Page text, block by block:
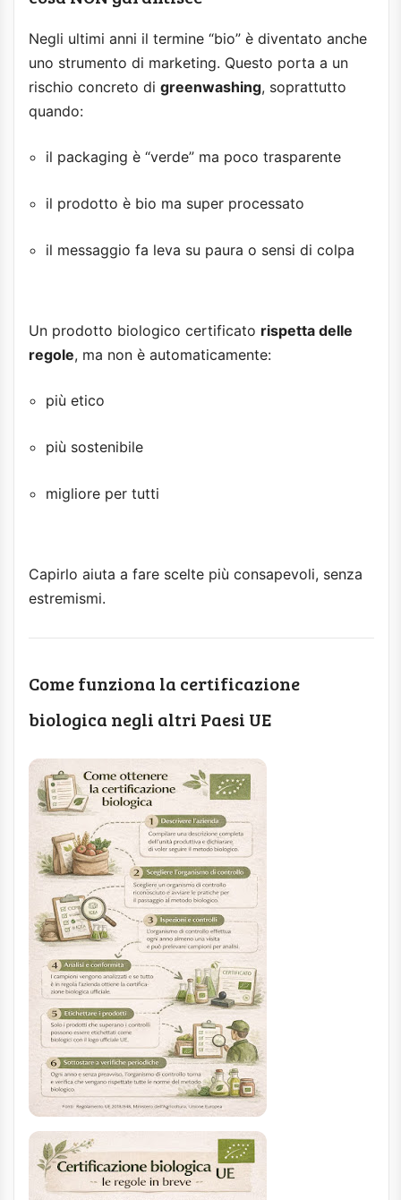
Negli ultimi anni il termine “bio” è diventato anche
uno strumento di marketing. Questo porta a un
rischio concreto di greenwashing, soprattutto
quando:
il packaging è “verde” ma poco trasparente
il prodotto è bio ma super processato
il messaggio fa leva su paura o sensi di colpa
Un prodotto biologico certificato rispetta delle
regole, ma non è automaticamente:
più etico
più sostenibile
migliore per tutti
Capirlo aiuta a fare scelte più consapevoli, senza
estremismi.
Come funziona la certificazione
biologica negli altri Paesi UE